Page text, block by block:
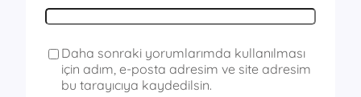
Daha sonraki yorumlarımda kullanılması
için adım, e-posta adresim ve site adresim
bu tarayıcıya kaydedilsin.